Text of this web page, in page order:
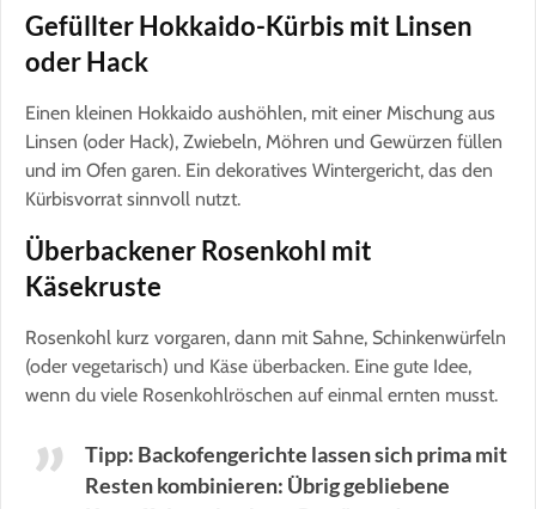
Gefüllter Hokkaido-Kürbis mit Linsen
oder Hack
Einen kleinen Hokkaido aushöhlen, mit einer Mischung aus
Linsen (oder Hack), Zwiebeln, Möhren und Gewürzen füllen
und im Ofen garen. Ein dekoratives Wintergericht, das den
Kürbisvorrat sinnvoll nutzt.
Überbackener Rosenkohl mit
Käsekruste
Rosenkohl kurz vorgaren, dann mit Sahne, Schinkenwürfeln
(oder vegetarisch) und Käse überbacken. Eine gute Idee,
wenn du viele Rosenkohlröschen auf einmal ernten musst.
Tipp: Backofengerichte lassen sich prima mit
Resten kombinieren: Übrig gebliebene